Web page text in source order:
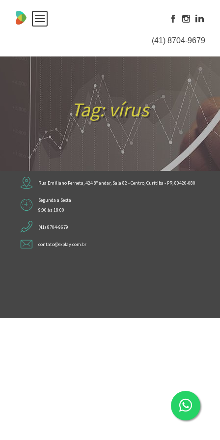
content
(41) 8704-9679
Tag:vírus
Rua Emiliano Perneta, 424 8º andar, Sala 82 - Centro, Curitiba - PR, 80420-080
Segunda a Sexta
9:00 às 18:00
(41) 8704-9679
contato@explay.com.br